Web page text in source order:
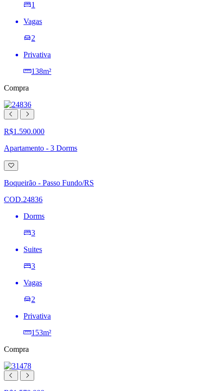
1
Vagas
2
Privativa
138m²
Compra
R$1.590.000
Apartamento - 3 Dorms
Adicionar
à
lista
de
Boqueirão - Passo Fundo/RS
COD.24836
Dorms
3
Suites
3
Vagas
2
Privativa
153m²
Compra